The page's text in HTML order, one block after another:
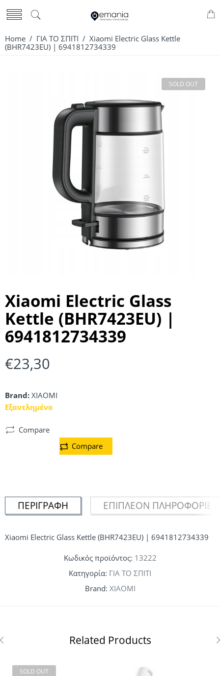
Home / ΓΙΑ ΤΟ ΣΠΙΤΙ / Xiaomi Electric Glass Kettle
(BHR7423EU) | 6941812734339
SOLD OUT
Xiaomi Electric Glass
Kettle (BHR7423EU) |
6941812734339
€23,30
Brand: XIAOMI
Εξαντλημένο
Compare
Compare
ΠΕΡΙΓΡΑΦΉ ΕΠΙΠΛΈΟΝ ΠΛΗΡΟΦΟΡΊΕΣ
Xiaomi Electric Glass Kettle (BHR7423EU) | 6941812734339
Κωδικός προϊόντος: 13222
Κατηγορία: ΓΙΑ ΤΟ ΣΠΙΤΙ
Brand: XIAOMI
Related Products
SOLD OUT